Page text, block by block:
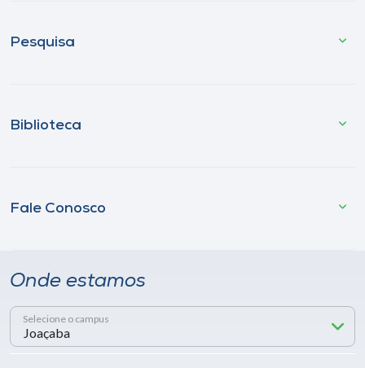
Pesquisa
Biblioteca
Fale Conosco
Onde estamos
Selecione o campus